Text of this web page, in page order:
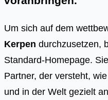
Um sich auf dem
Kerpen durchzusetzen,
Standard-Homepage.
Partner, der versteht,
und in der Welt gezielt